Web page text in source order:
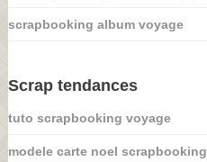
scrapbooking album voyage
Scrap tendances
tuto scrapbooking voyage
modele carte noel scrapbooking